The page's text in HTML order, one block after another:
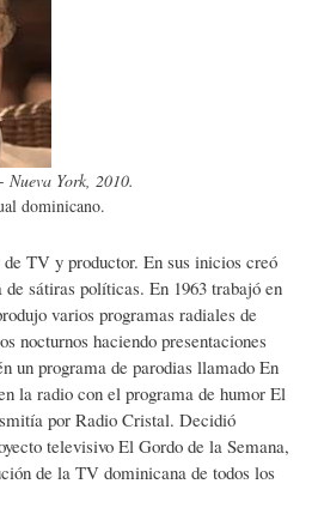
Nueva York, 2010.
dominicano.
TV y productor. En sus inicios creó
de sátiras políticas. En 1963 trabajó en
varios programas radiales de
nocturnos haciendo presentaciones
un programa de parodias llamado En
la radio con el programa de humor El
por Radio Cristal. Decidió
televisivo El Gordo de la Semana,
de la TV dominicana de todos los